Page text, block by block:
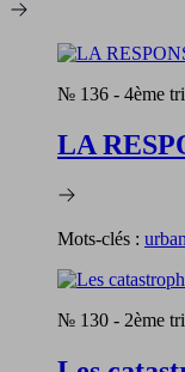
№ 136 - 4ème
LA
Mots-clés :
№ 130 - 2ème